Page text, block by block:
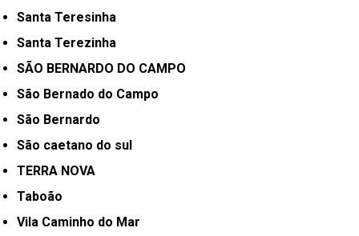
Santa Teresinha
Santa Terezinha
SÃO BERNARDO DO CAMPO
São Bernado do Campo
São Bernardo
São caetano do sul
TERRA NOVA
Taboão
Vila Caminho do Mar